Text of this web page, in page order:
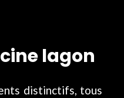
lagon
distinctifs, tous